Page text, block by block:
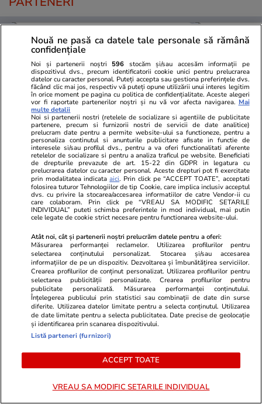
ZiaruldeIasi.ro
Proiectul imobiliar pregătit lângă
Lidl Moara de Foc este scos la
vânzare. Dezvoltatorul este
asociat în piață cu un alt proiect
de anvergură
Fanatik.ro
Cum a
piardă 4
săptămână
Cupa
pariat
Vrei să îți fac o rețetă?
Știri România
Nouă ne pasă ca datele tale personale să rămână
confidențiale
Noi și partenerii noștri 596 stocăm și/sau accesăm informații pe
dispozitivul dvs., precum identificatorii cookie unici pentru prelucrarea
datelor cu caracter personal. Puteți accepta sau gestiona preferințele dvs.
făcând clic mai jos, respectiv vă puteți opune utilizării unui interes legitim
în orice moment pe pagina cu politica de confidențialitate. Aceste alegeri
vor fi raportate partenerilor noștri și nu vă vor afecta navigarea. Mai
multe detalii
Noi si partenerii nostri (retelele de socializare si agentiile de publicitate
partenere, precum si furnizorii nostri de servicii de date analitice)
prelucram date pentru a permite website-ului sa functioneze, pentru a
personaliza continutul si anunturile publicitare afisate in functie de
interesele si/sau profilul dvs., pentru a va oferi functionalitati aferente
retelelor de socializare si pentru a analiza traficul pe website. Beneficiati
de drepturile prevazute de art. 15-22 din GDPR in legatura cu
prelucrarea datelor cu caracter personal. Aceste drepturi pot fi exercitate
prin modalitatea indicataaici. Prin click pe “ACCEPT TOATE”, acceptati
folosirea tuturor Tehnologiilor de tip Cookie, care implica inclusiv acceptul
dvs. cu privire la stocarea/accesarea informatiilor de catre Vendor-ii cu
care colaboram. Prin click pe “VREAU SA MODIFIC SETARILE
INDIVIDUAL” puteti schimba preferintele in mod individual, mai putin
cele legate de cookie strict necesare pentru functionarea website-ului.
Atât noi, cât și partenerii noștri prelucrăm datele pentru a oferi:
Măsurarea performanței reclamelor. Utilizarea profilurilor pentru
selectarea conținutului personalizat. Stocarea și/sau accesarea
informațiilor de pe un dispozitiv. Dezvoltarea și îmbunătățirea serviciilor.
Crearea profilurilor de conținut personalizat. Utilizarea profilurilor pentru
selectarea publicității personalizate. Crearea profilurilor pentru
publicitate personalizată. Măsurarea performanței conținutului.
Înțelegerea publicului prin statistici sau combinații de date din surse
diferite. Utilizarea datelor limitate pentru a selecta conținutul. Utilizarea
de date limitate pentru a selecta publicitatea. Date precise de geolocație
și identificarea prin scanarea dispozitivului.
Listă parteneri (furnizori)
ACCEPT TOATE
VREAU SA MODIFIC SETARILE INDIVIDUAL